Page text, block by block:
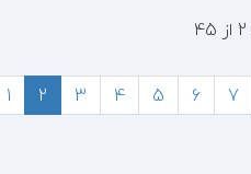
1 2 3 4 5 6 7